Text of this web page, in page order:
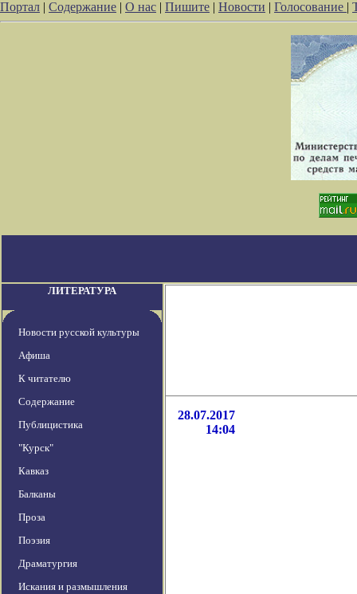
Портал | Содержание | О нас | Пишите | Новости | Голосование |
ЛИТЕРАТУРА
Новости русской культуры
Афиша
К читателю
Содержание
Публицистика
"Курск"
Кавказ
Балканы
Проза
Поэзия
Драматургия
Искания и размышления
28.07.2017
14:04